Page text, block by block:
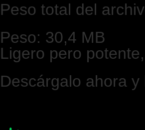
Peso total del
Peso: 30,4 MB
Ligero pero
Descárgalo ahora